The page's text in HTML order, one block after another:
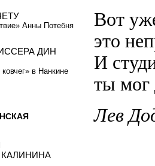
Вот
это
И
ты мог
Лев
Анны Потебня
ДИН
в Нанкине